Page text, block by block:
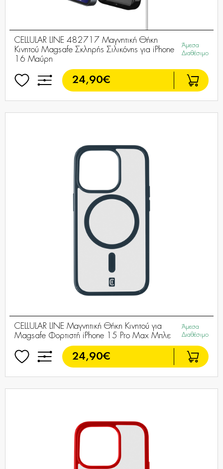
CELLULAR LINE 482717 Μαγνητική Θήκη
Κινητού Magsafe Σκληρής Σιλικόνης για iPhone
16 Μαύρη
Άμεσα
Διαθέσιμο
24,90€
CELLULAR LINE Μαγνητική Θήκη Κινητού για
Magsafe Φορτιστή iPhone 15 Pro Max Μπλε
Άμεσα
Διαθέσιμο
24,90€